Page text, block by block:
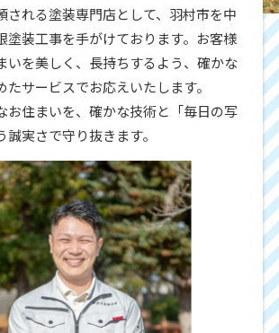
される塗装専門店として、羽村市を中
塗装工事を手がけております。お客様
いを美しく、長持ちするよう、確かな
たサービスでお応えいたします。
お住まいを、確かな技術と「毎日の写
実さで守り抜きます。